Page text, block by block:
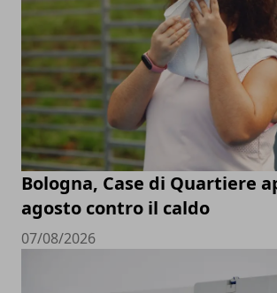
Bologna, Case di Quartiere
agosto contro il caldo
07/08/2026